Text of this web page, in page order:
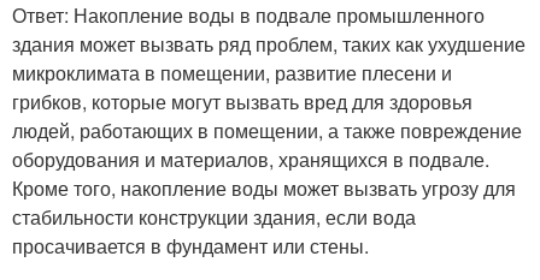
Ответ: Накопление воды в подвале промышленного
здания может вызвать ряд проблем, таких как ухудшение
микроклимата в помещении, развитие плесени и
грибков, которые могут вызвать вред для здоровья
людей, работающих в помещении, а также повреждение
оборудования и материалов, хранящихся в подвале.
Кроме того, накопление воды может вызвать угрозу для
стабильности конструкции здания, если вода
просачивается в фундамент или стены.